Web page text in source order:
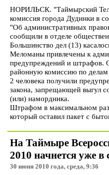
НОРИЛЬСК. "Таймырский
комиссия города Дудинки в
"Об административных
сообщили в отделе
Большинство дел (13)
Меломаны привлечены к
предупреждений и штрафов.
районную комиссию по
2 человека получили
закона, запрещающей выгул
(или) намордника.
Штрафом в максимальном
который оставил пакет с
На Таймыре
2010 начнется уже в
30 июня 2010 года, среда, 9:36